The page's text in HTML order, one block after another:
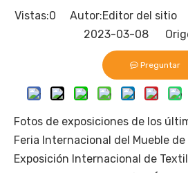
Vistas:0 Autor:Editor del sitio
2023-03-08
Preguntar
Fotos de exposiciones de los
Feria Internacional del Mueble de
Exposición Internacional de